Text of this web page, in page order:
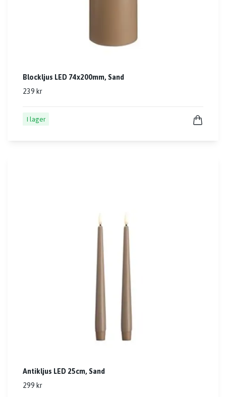
Blockljus LED 74x200mm, Sand
239 kr
I lager
Antikljus LED 25cm, Sand
299 kr